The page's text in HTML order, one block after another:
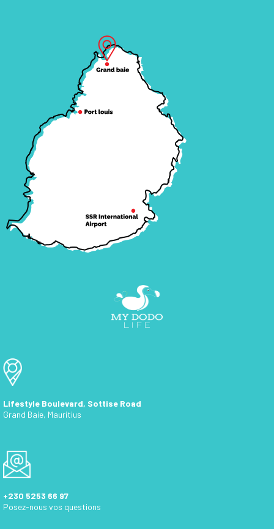
Lifestyle Boulevard, Sottise Road
Grand Baie, Mauritius
+230 5253 66 97
Posez-nous vos questions